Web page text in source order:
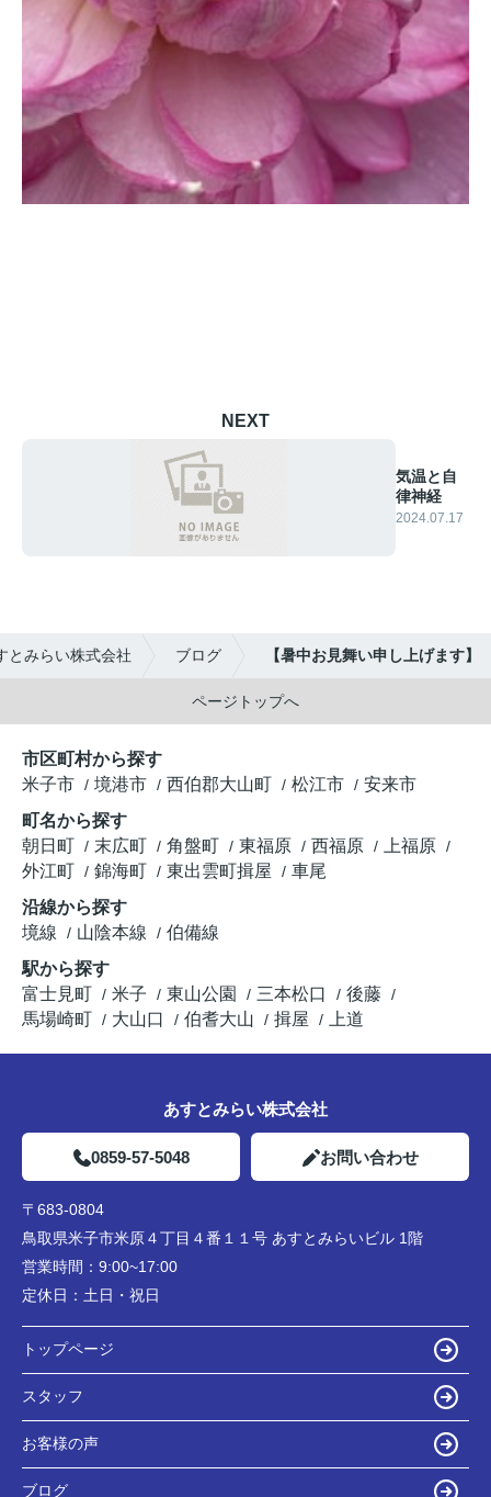
NEXT
気温と自
律神経
2024.07.17
とみらい株式会社 ブログ 【暑中お見舞い申し上げます】
ページトップへ
市区町村から探す
米子市
境港市 西伯郡大山町 松江市
安来市
町名から探す
朝日町
末広町 角盤町 東福原 西福原
上福原
外江町
錦海町 東出雲町揖屋
車尾
沿線から探す
境線
山陰本線
伯備線
駅から探す
富士見町
米子 東山公園 三本松口
後藤
馬場崎町
大山口 伯耆大山 揖屋 上道
あすとみらい株式会社
0859-57-5048 お問い合わせ
〒683-0804
鳥取県米子市米原４丁目４番１１号 あすとみらいビル 1階
営業時間： 9:00~17:00
定休日： 土日・祝日
トップページ
スタッフ
お客様の声
ブログ